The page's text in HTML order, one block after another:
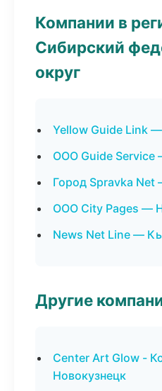
Компании в
Сибирский
округ
Yellow Guide Link
ООО Guide
Город Spravka Net
ООО City Pages —
News Net Line —
Другие
Center Art Glow -
Новокузнецк